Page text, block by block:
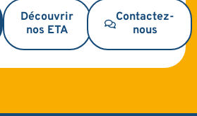
Découvrir
nos ETA
Contactez-
nous